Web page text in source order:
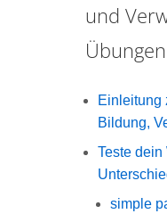
und
Übungen
Einleitung
Bildung,
Teste
simple